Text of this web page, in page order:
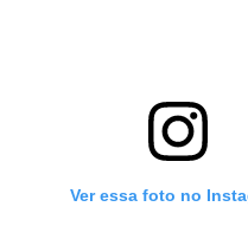
Ver essa foto no